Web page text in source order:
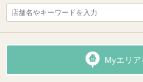
Myエリ